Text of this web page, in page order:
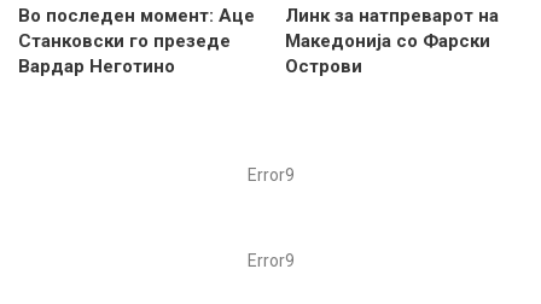
Во последен момент: Аце
Станковски го презеде
Вардар Неготино
Линк за натпреварот на
Македонија со Фарски
Острови
Error9
Error9